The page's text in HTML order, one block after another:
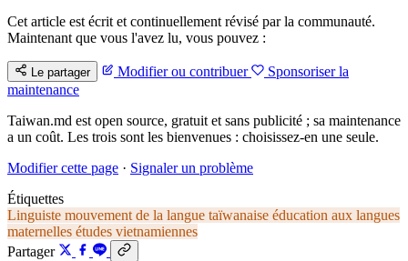
Cet article est écrit et continuellement révisé par la communauté.
Maintenant que vous l'avez lu, vous pouvez :
Le partager Modifier ou contribuer
Sponsoriser la
maintenance
Taiwan.md est open source, gratuit et sans publicité ; sa maintenance
a un coût. Les trois sont les bienvenues : choisissez-en une seule.
Modifier cette page · Signaler un problème
Étiquettes
Linguiste mouvement de la langue taïwanaise éducation aux langues
maternelles études vietnamiennes
Partager